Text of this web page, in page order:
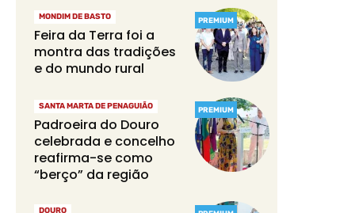
PREMIUM
MONDIM DE BASTO
Feira da Terra foi a
montra das tradições
e do mundo rural
PREMIUM
SANTA MARTA DE PENAGUIÃO
Padroeira do Douro
celebrada e concelho
reafirma-se como
“berço” da região
DOURO